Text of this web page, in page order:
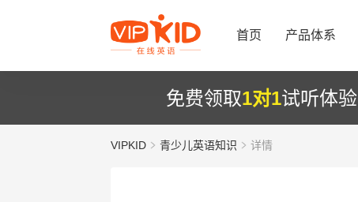
首页 产品体系
免费领取1对1试听体验
VIPKID 青少儿英语知识 详情